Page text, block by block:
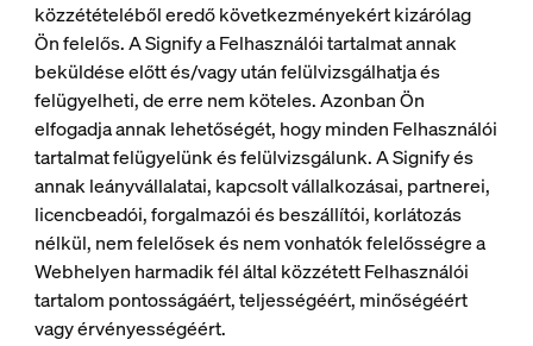
közzétételéből eredő következményekért kizárólag
Ön felelős. A Signify a Felhasználói tartalmat annak
beküldése előtt és/vagy után felülvizsgálhatja és
felügyelheti, de erre nem köteles. Azonban Ön
elfogadja annak lehetőségét, hogy minden Felhasználói
tartalmat felügyelünk és felülvizsgálunk. A Signify és
annak leányvállalatai, kapcsolt vállalkozásai, partnerei,
licencbeadói, forgalmazói és beszállítói, korlátozás
nélkül, nem felelősek és nem vonhatók felelősségre a
Webhelyen harmadik fél által közzétett Felhasználói
tartalom pontosságáért, teljességéért, minőségéért
vagy érvényességéért.